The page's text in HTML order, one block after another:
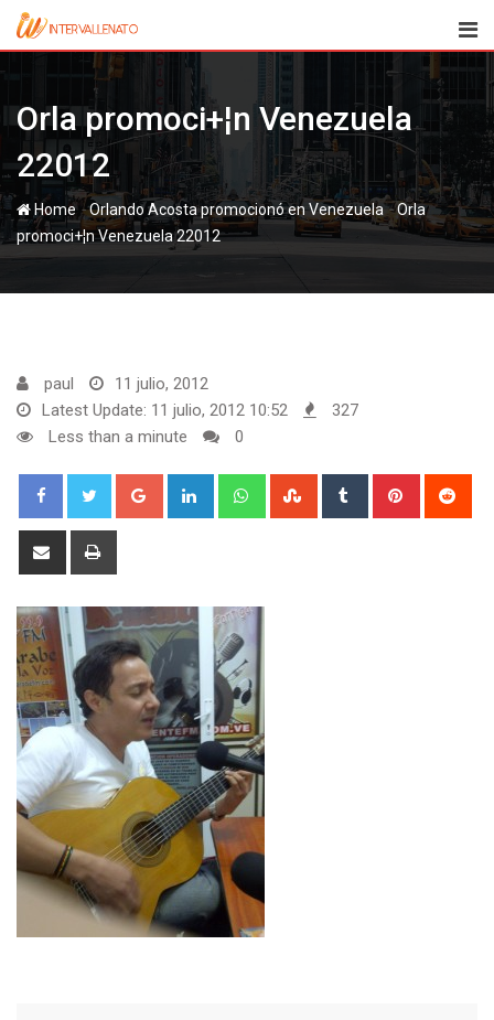
Skip
Orla promoci+¦n Venezuela
22012
Home- -Orla
promoci+¦n Venezuela 22012
paul
11 julio, 2012
Latest Update: 11 julio, 2012 10:52
327
Less than a minute
0
Google+ LinkedIn WhatsappStumbleUpon
Tumblr Pinterest
Share